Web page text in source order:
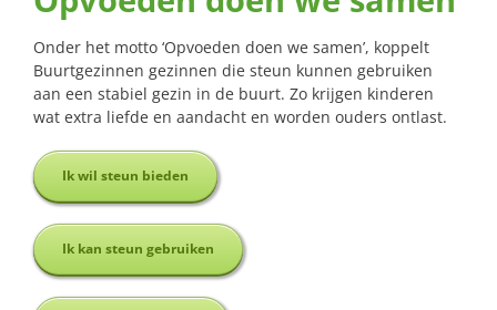
Onder het motto ‘Opvoeden doen we samen’, koppelt
Buurtgezinnen gezinnen die steun kunnen gebruiken
aan een stabiel gezin in de buurt. Zo krijgen kinderen
wat extra liefde en aandacht en worden ouders ontlast.
Ik wil steun bieden
Ik kan steun gebruiken